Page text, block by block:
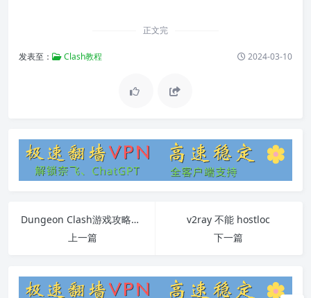
正文完
发表至： Clash教程 2024-03-10
Dungeon Clash游戏攻略与常见问题解答
上一篇
v2ray 不能 hostloc
下一篇